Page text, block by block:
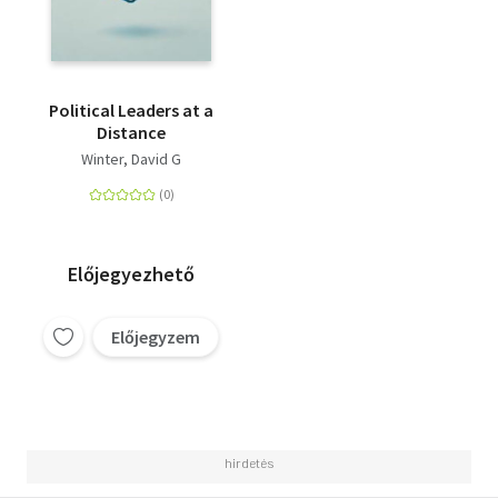
Political Leaders at a
Distance
Winter, David G
Előjegyezhető
Előjegyzem